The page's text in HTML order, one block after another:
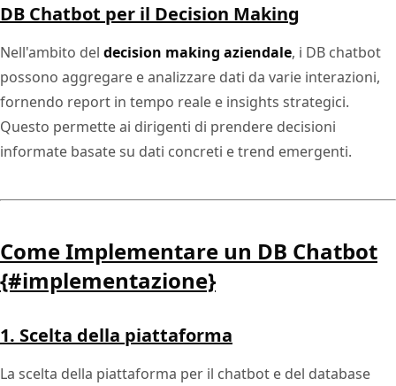
DB Chatbot per il Decision Making
Nell'ambito del decision making aziendale, i DB chatbot
possono aggregare e analizzare dati da varie interazioni,
fornendo report in tempo reale e insights strategici.
Questo permette ai dirigenti di prendere decisioni
informate basate su dati concreti e trend emergenti.
Come Implementare un DB Chatbot
{#implementazione}
1. Scelta della piattaforma
La scelta della piattaforma per il chatbot e del database